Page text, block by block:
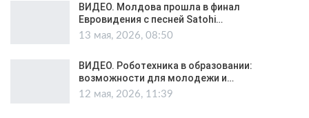
ВИДЕО. Молдова прошла в финал
Евровидения с песней Satohi…
13 мая, 2026, 08:50
ВИДЕО. Роботехника в образовании:
возможности для молодежи и…
12 мая, 2026, 11:39